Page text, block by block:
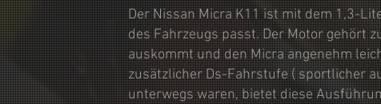
Der Nissan Micra K11 ist mit dem 1,3-
des Fahrzeugs passt. Der Motor gehört
auskommt und den Micra angenehm
zusätzlicher Ds-Fahrstufe ( sportlicher
unterwegs waren, bietet diese